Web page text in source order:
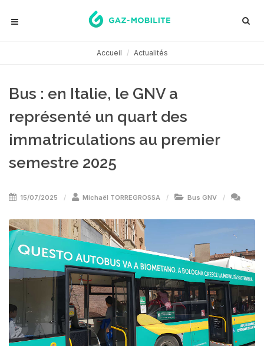
Accueil Actualités
Bus : en Italie, le GNV a
représenté un quart des
immatriculations au premier
semestre 2025
15/07/2025 Michaël TORREGROSSA Bus GNV